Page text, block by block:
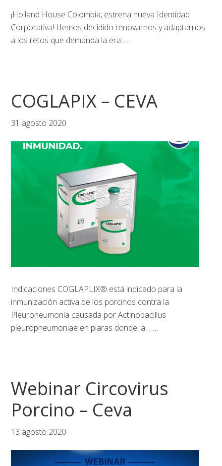
¡Holland House Colombia, estrena nueva Identidad
Corporativa! Hemos decidido renovarnos y adaptarnos
a los retos que demanda la era ……
COGLAPIX – CEVA
31 agosto 2020
Indicaciones COGLAPLIX® está indicado para la
inmunización activa de los porcinos contra la
Pleuroneumonía causada por Actinobacillus
pleuropneumoniae en piaras donde la ……
Webinar Circovirus
Porcino – Ceva
13 agosto 2020